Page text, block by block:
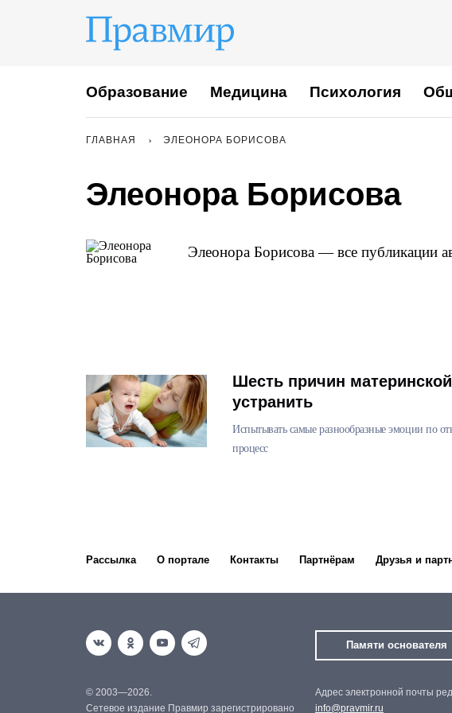
Образование Медицина Психология
ГЛАВНАЯ ЭЛЕОНОРА БОРИСОВА
Элеонора Борисова
Элеонора Борисова — все публикации
Шесть причин
устранить
Испытывать самые разнообразные эмоции по
процесс
Рассылка О портале Контакты Партнёрам Друзья и
Памяти основателя
© 2003—2026.
Сетевое издание Правмир зарегистрировано
Адрес электронной почты
info@pravmir.ru